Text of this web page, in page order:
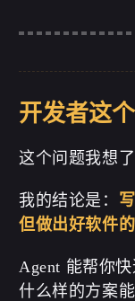
开发者这
这个问题我想了
我的结论是：
但做出好软件
Agent 能帮你
什么样的方案